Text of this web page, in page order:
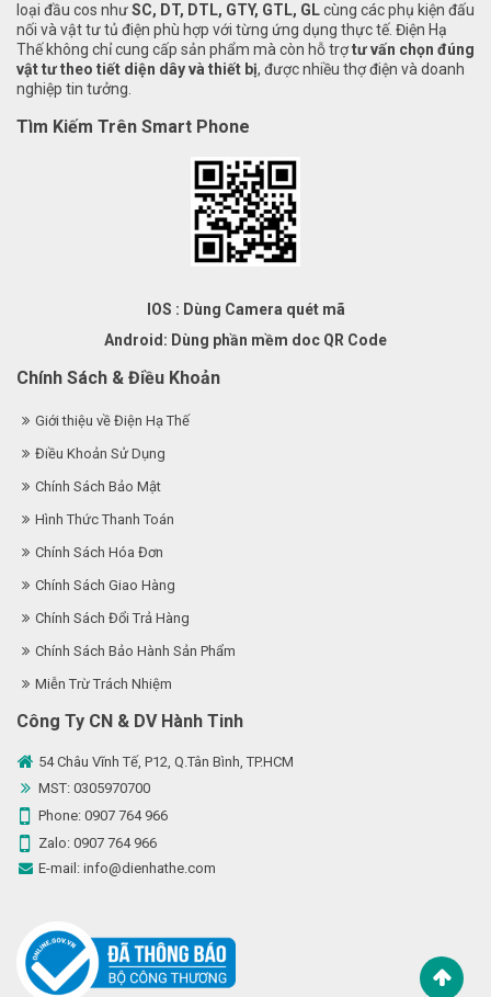
loại đầu cos nhưSC, DT, DTL, GTY, GTL, GLcùng các phụ kiện đấu
nối và vật tư tủ điện phù hợp với từng ứng dụng thực tế. Điện Hạ
Thế không chỉ cung cấp sản phẩm mà còn hỗ trợtư vấn chọn đúng
vật tư theo tiết diện dây và thiết bị, được nhiều thợ điện và doanh
nghiệp tin tưởng.
Tìm Kiếm Trên Smart Phone
IOS : Dùng Camera quét mã
Android: Dùng phần mềm doc QR Code
Chính Sách & Điều Khoản
Giới thiệu về Điện Hạ Thế
Điều Khoản Sử Dụng
Chính Sách Bảo Mật
Hình Thức Thanh Toán
Chính Sách Hóa Đơn
Chính Sách Giao Hàng
Chính Sách Đổi Trả Hàng
Chính Sách Bảo Hành Sản Phẩm
Miễn Trừ Trách Nhiệm
Công Ty CN & DV Hành Tinh
54 Châu Vĩnh Tế, P12, Q.Tân Bình, TP.HCM
MST: 0305970700
Phone: 0907 764 966
Zalo: 0907 764 966
E-mail: info@dienhathe.com